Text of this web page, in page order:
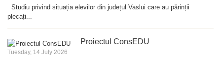
Studiu privind situația elevilor din județul Vaslui care au părinții
plecați...
Proiectul ConsEDU
Tuesday, 14 July 2026